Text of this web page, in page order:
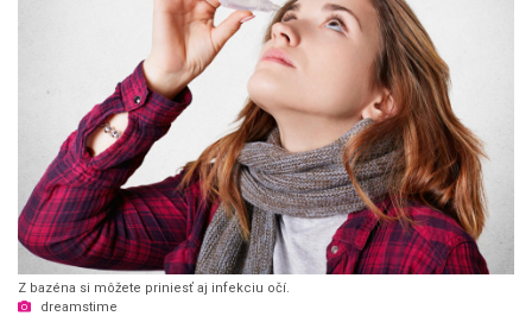
Z bazéna si môžete priniesť aj infekciu očí.
dreamstime